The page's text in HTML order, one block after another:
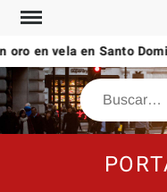
Saltar
contenido
en vela en Santo
Buscar